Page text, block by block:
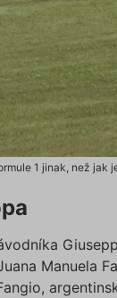
1 jinak, než jak
Manuela